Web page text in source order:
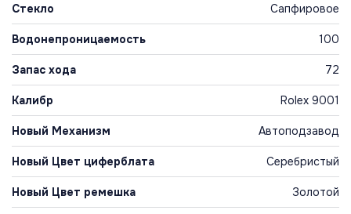
Стекло Сапфировое
Водонепроницаемость 100
Запас хода 72
Калибр Rolex 9001
Новый Механизм Автоподзавод
Новый Цвет циферблата Серебристый
Новый Цвет ремешка Золотой